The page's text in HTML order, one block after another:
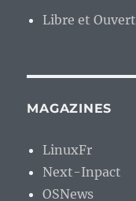
Libre et Ouvert
MAGAZINES
LinuxFr
Next-Inpact
OSNews